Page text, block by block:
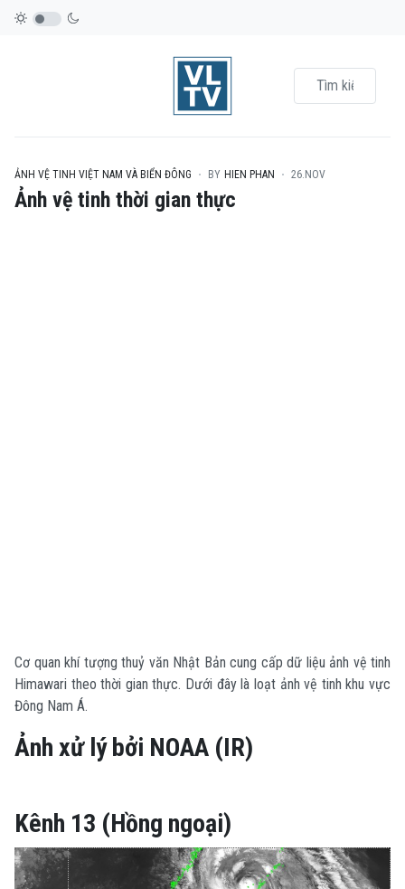
ẢNH VỆ TINH VIỆT NAM VÀ BIỂN ĐÔNG BY HIEN PHAN 26.NOV
Ảnh vệ tinh thời gian thực
Cơ quan khí tượng thuỷ văn Nhật Bản cung cấp dữ liệu ảnh vệ tinh
Himawari theo thời gian thực. Dưới đây là loạt ảnh vệ tinh khu vực
Đông Nam Á.
Ảnh xử lý bởi NOAA (IR)
Kênh 13 (Hồng ngoại)